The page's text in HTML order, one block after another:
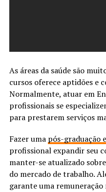
As áreas da saúde são
cursos oferece aptidões e
Normalmente, atuar em
profissionais se
para prestarem serviços
Fazer uma pós-graduação
profissional expandir seu
manter-se atualizado
do mercado de trabalho.
garante uma